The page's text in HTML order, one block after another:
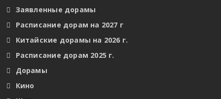
Заявленные дорамы
Расписание дорам на 2027 г
Китайские дорамы на 2026 г.
Расписание дорам 2025 г.
Дорамы
Кино